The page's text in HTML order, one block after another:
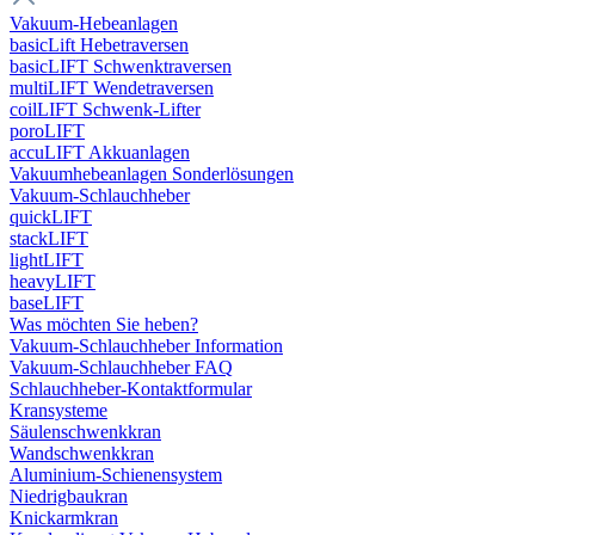
Vakuum-Hebeanlagen
basicLift Hebetraversen
basicLIFT Schwenktraversen
multiLIFT Wendetraversen
coilLIFT Schwenk-Lifter
poroLIFT
accuLIFT Akkuanlagen
Vakuumhebeanlagen Sonderlösungen
Vakuum-Schlauchheber
quickLIFT
stackLIFT
lightLIFT
heavyLIFT
baseLIFT
Was möchten Sie heben?
Vakuum-Schlauchheber Information
Vakuum-Schlauchheber FAQ
Schlauchheber-Kontaktformular
Kransysteme
Säulenschwenkkran
Wandschwenkkran
Aluminium-Schienensystem
Niedrigbaukran
Knickarmkran